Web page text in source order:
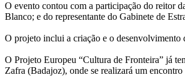
O evento contou com a participação do reitor
Blanco; e do representante do Gabinete de
O projeto inclui a criação e o desenvolvimento
O Projeto Europeu “Cultura de Fronteira” já
Zafra (Badajoz), onde se realizará um